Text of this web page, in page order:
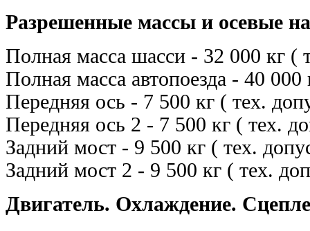
Разрешенные массы и осевые
Полная масса шасси - 32 000 кг (
Полная масса автопоезда - 40
Передняя ось - 7 500 кг ( тех.
Передняя ось 2 - 7 500 кг ( тех.
Задний мост - 9 500 кг ( тех.
Задний мост 2 - 9 500 кг ( тех.
Двигатель. Охлаждение.